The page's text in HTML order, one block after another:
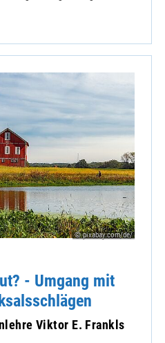
© pixabay.com/de/
- Umgang mit
Viktor E. Frankls